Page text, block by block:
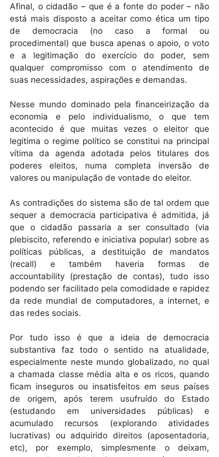
Afinal, o cidadão – que é a fonte do poder – não
está mais disposto a aceitar como ética um tipo
de democracia (no caso a formal ou
procedimental) que busca apenas o apoio, o voto
e a legitimação do exercício do poder, sem
qualquer compromisso com o atendimento de
suas necessidades, aspirações e demandas.
Nesse mundo dominado pela financeirização da
economia e pelo individualismo, o que tem
acontecido é que muitas vezes o eleitor que
legitima o regime político se constitui na principal
vítima da agenda adotada pelos titulares dos
poderes eleitos, numa completa inversão de
valores ou manipulação de vontade do eleitor.
As contradições do sistema são de tal ordem que
sequer a democracia participativa é admitida, já
que o cidadão passaria a ser consultado (via
plebiscito, referendo e iniciativa popular) sobre as
políticas públicas, a destituição de mandatos
(recall) e também haveria formas de
accountability (prestação de contas), tudo isso
podendo ser facilitado pela comodidade e rapidez
da rede mundial de computadores, a internet, e
das redes sociais.
Por tudo isso é que a ideia de democracia
substantiva faz todo o sentido na atualidade,
especialmente neste mundo globalizado, no qual
a chamada classe média alta e os ricos, quando
ficam inseguros ou insatisfeitos em seus países
de origem, após terem usufruído do Estado
(estudando em universidades públicas) e
acumulado recursos (explorando atividades
lucrativas) ou adquirido direitos (aposentadoria,
etc), por exemplo, simplesmente o deixam,